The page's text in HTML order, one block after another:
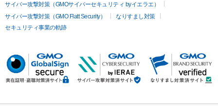
サイバー攻撃対策（GMOサイバーセキュリティ byイエラエ）
サイバー攻撃対策（GMO Flatt Security）
なりすまし対策
セキュリティ事業の軌跡